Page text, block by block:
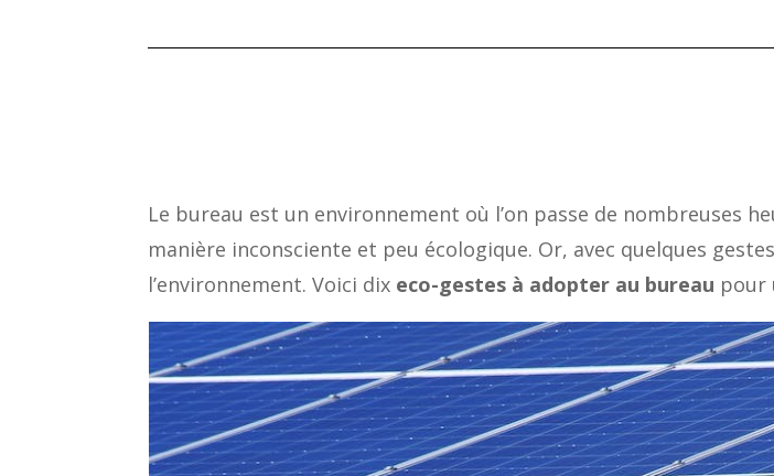
Le bureau est un environnement où l’on passe de nombreuses
manière inconsciente et peu écologique. Or, avec quelques
l’environnement. Voici dix eco-gestes à adopter au bureau pour